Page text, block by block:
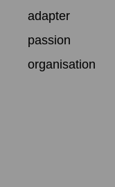
adapter
passion
organisation